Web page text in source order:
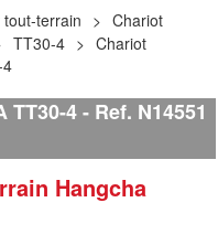
terrain
Chariot
TT30-4
Chariot
TT30-4 Ref. N14551
Hangcha